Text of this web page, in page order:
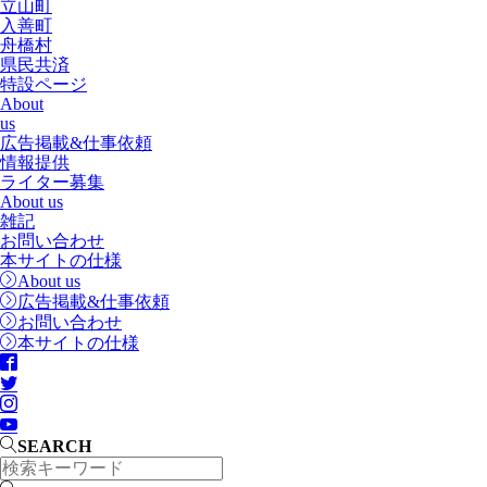
立山町
入善町
舟橋村
県民共済
特設ページ
About
us
広告掲載&仕事依頼
情報提供
ライター募集
About us
雑記
お問い合わせ
本サイトの仕様
About us
広告掲載&仕事依頼
お問い合わせ
本サイトの仕様
SEARCH